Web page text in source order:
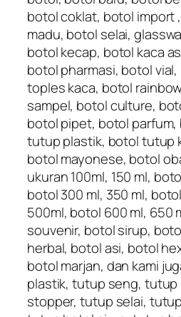
botol coklat, botol import
madu, botol selai,
botol kecap, botol kaca
botol pharmasi, botol vial,
toples kaca, botol
sampel, botol culture,
botol pipet, botol
tutup plastik, botol tutup
botol mayonese, botol
ukuran 100ml, 150 ml,
botol 300 ml, 350 ml,
500ml, botol 600 ml, 650
souvenir, botol sirup,
herbal, botol asi, botol
botol marjan, dan kami
plastik, tutup seng,
stopper, tutup selai,